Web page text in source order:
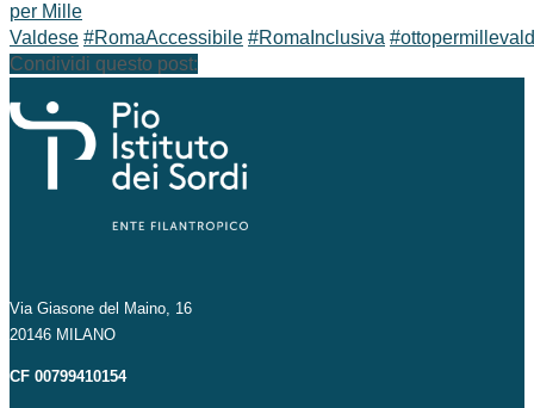
per Mille
Valdese #RomaAccessibile #RomaInclusiva
Condividi questo post:
Via Giasone del Maino, 16
20146 MILANO
CF 00799410154